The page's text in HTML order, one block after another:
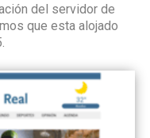
del servidor de
que esta alojado